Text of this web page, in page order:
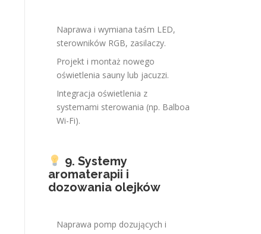
Naprawa i wymiana taśm LED,
sterowników RGB, zasilaczy.
Projekt i montaż nowego
oświetlenia sauny lub jacuzzi.
Integracja oświetlenia z
systemami sterowania (np. Balboa
Wi-Fi).
9. Systemy
aromaterapii i
dozowania olejków
Naprawa pomp dozujących i